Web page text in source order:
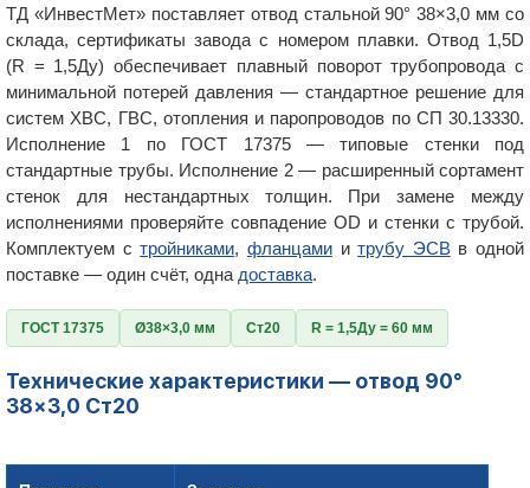
ТД «ИнвестМет» поставляет отвод стальной 90° 38×3,0 мм со
склада, сертификаты завода с номером плавки. Отвод 1,5D
(R = 1,5Ду) обеспечивает плавный поворот трубопровода с
минимальной потерей давления — стандартное решение для
систем ХВС, ГВС, отопления и паропроводов по СП 30.13330.
Исполнение 1 по ГОСТ 17375 — типовые стенки под
стандартные трубы. Исполнение 2 — расширенный сортамент
стенок для нестандартных толщин. При замене между
исполнениями проверяйте совпадение OD и стенки с трубой.
Комплектуем стройниками, фланцамиитрубу ЭСВв одной
поставке — один счёт, одна доставка.
ГОСТ 17375 Ø38×3,0 мм Ст20 R = 1,5Ду = 60 мм
Технические характеристики — отвод 90°
38×3,0 Ст20